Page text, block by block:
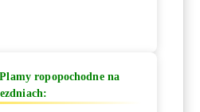
ropopochodne na